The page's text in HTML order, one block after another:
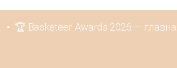
🏆 Basketeer Awards 2026 — главная